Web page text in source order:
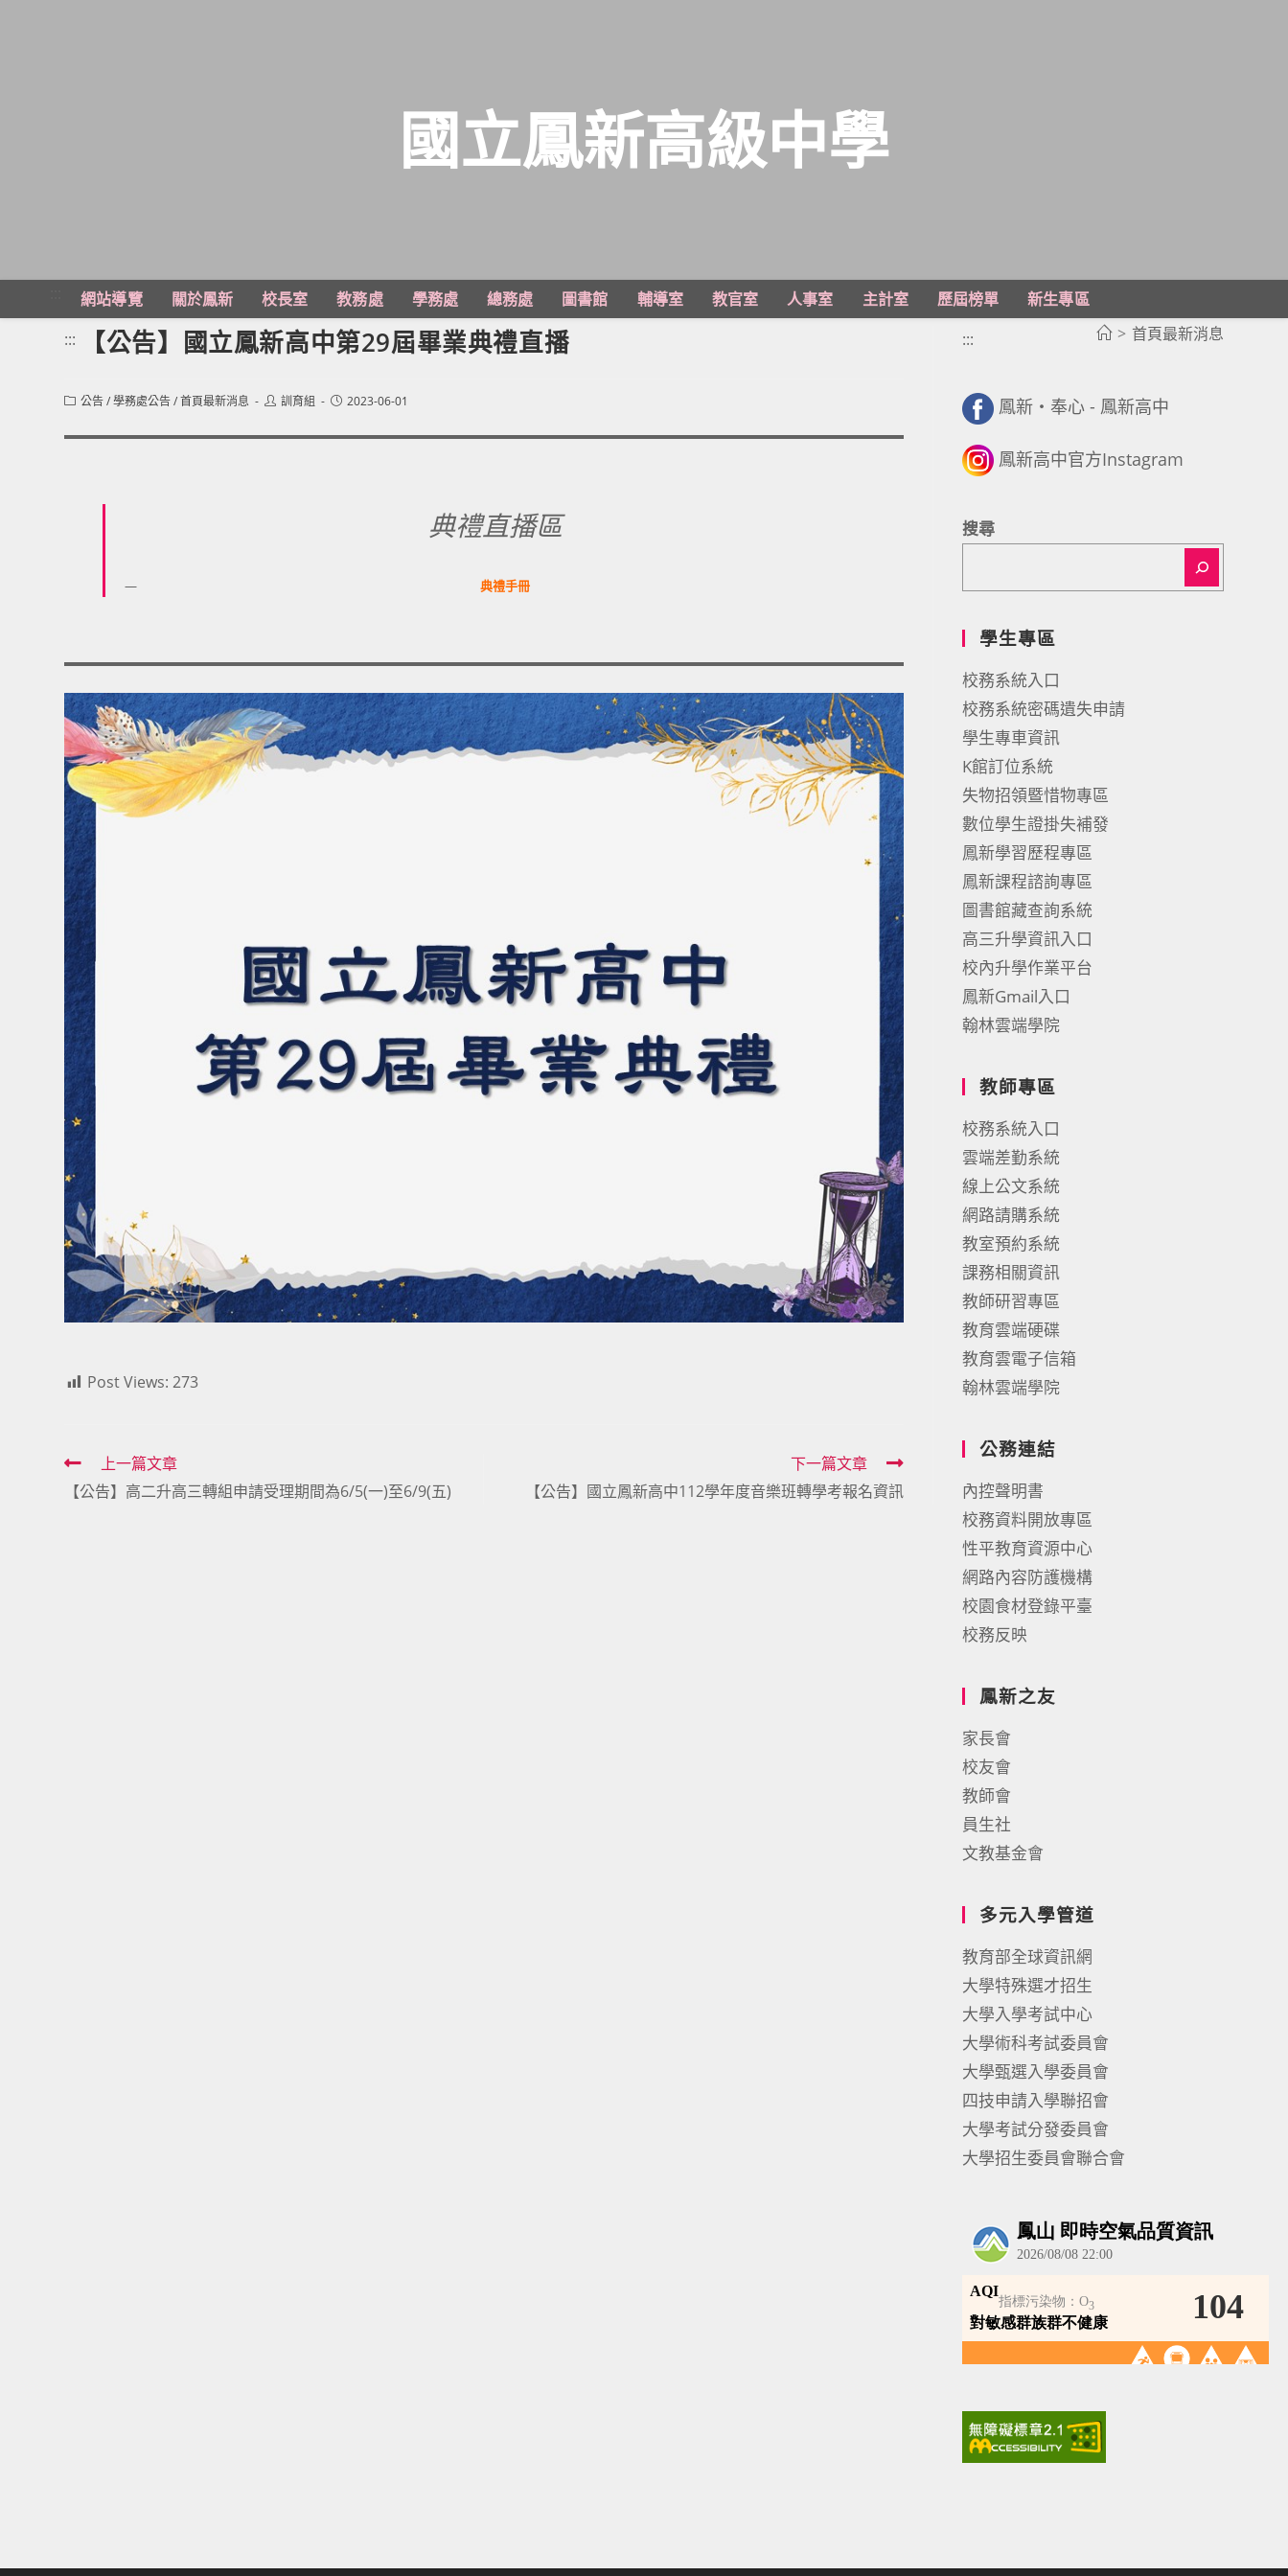
主
國立鳳新高級中學
網站導覽 關於鳳新 校長室 教務處 學務處 總務處 圖書館 輔導室 教官室 人事室 主計室 歷屆榜單
新生專區
> 首頁最新消息
::: 【公告】國立鳳新高中第29屆畢業典禮直播
Post公告/學務處公告/首頁最新消息
Post訓育組
Post2023-06-01
典禮直播區
典禮手冊
Post Views: 273
Read
more
上一篇文章
【公告】高二升高三轉組申請受理期間為6/5(一)至6/9(五)
下一篇文章
【公告】國立鳳新高中112學年度音樂班轉學考報名資訊
:::
鳳新・奉心 - 鳳新高中
鳳新高中官方Instagram
搜尋
學生專區
校務系統入口
校務系統密碼遺失申請
學生專車資訊
K館訂位系統
失物招領暨惜物專區
數位學生證掛失補發
鳳新學習歷程專區
鳳新課程諮詢專區
圖書館藏查詢系統
高三升學資訊入口
校內升學作業平台
鳳新Gmail入口
翰林雲端學院
教師專區
校務系統入口
雲端差勤系統
線上公文系統
網路請購系統
教室預約系統
課務相關資訊
教師研習專區
教育雲端硬碟
教育雲電子信箱
翰林雲端學院
公務連結
內控聲明書
校務資料開放專區
性平教育資源中心
網路內容防護機構
校園食材登錄平臺
校務反映
鳳新之友
家長會
校友會
教師會
員生社
文教基金會
多元入學管道
教育部全球資訊網
大學特殊選才招生
大學入學考試中心
大學術科考試委員會
大學甄選入學委員會
四技申請入學聯招會
大學考試分發委員會
大學招生委員會聯合會